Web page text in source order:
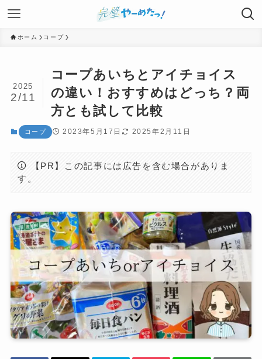
ホーム コープ
コープあいちとアイチョイス
の違い！おすすめはどっち？両
方とも試して比較
2025
2/11
コープ 2023年5月17日 2025年2月11日
【PR】この記事には広告を含む場合がありま
す。